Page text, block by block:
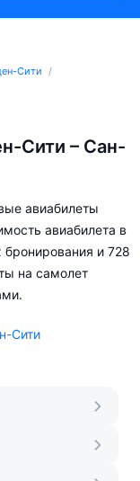
Сити
Сити – Сан-
авиабилеты
авиабилета в
и 728
на самолет
Сити